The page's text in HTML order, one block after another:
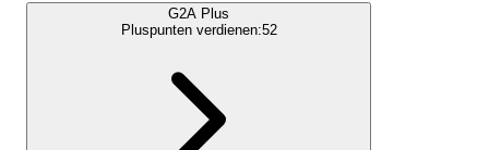
G2A Plus
Pluspunten verdienen:52